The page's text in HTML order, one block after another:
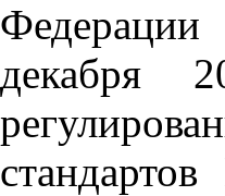
декабря